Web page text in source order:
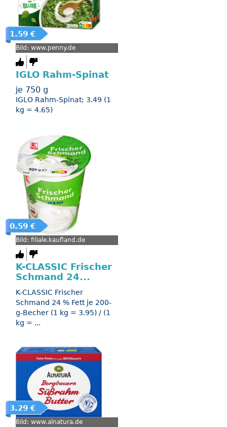
1.59 €
Bild: www.penny.de
IGLO Rahm-Spinat
je 750 g
IGLO Rahm-Spinat; 3.49 (1
kg = 4.65)
0.59 €
Bild: filiale.kaufland.de
K-CLASSIC Frischer
Schmand 24...
K-CLASSIC Frischer
Schmand 24 % Fett je 200-
g-Becher (1 kg = 3.95) / (1
kg = ...
3.29 €
Bild: www.alnatura.de